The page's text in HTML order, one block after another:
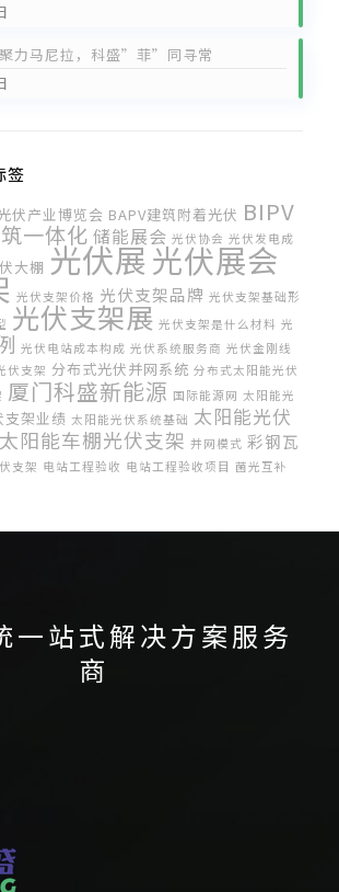
聚力马尼拉，科盛”菲”同寻常
签
伏产业博览会 BAPV建筑附着光伏 BIPV
一体化 储能展会 光伏协会 光伏发电成
大棚 光伏展光伏展会
光伏支架价格 光伏支架品牌 光伏支架基础形
光伏支架展 光伏支架是什么材料 光
光伏电站成本构成 光伏系统服务商 光伏金刚线
伏支架 分布式光伏并网系统 分布式太阳能光伏
厦门科盛新能源 国际能源网 太阳能光
支架业绩 太阳能光伏系统基础 太阳能光伏
太阳能车棚光伏支架 并网模式 彩钢瓦
支架 电站工程验收 电站工程验收项目 菌光互补
一站式解决方案服务
商